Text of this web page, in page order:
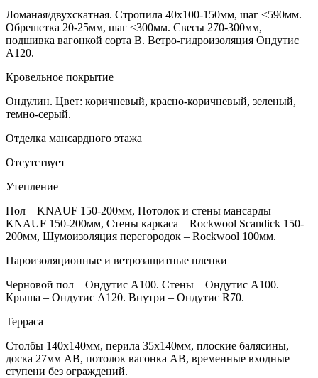
Ломаная/двухскатная. Стропила 40х100-150мм, шаг ≤590мм.
Обрешетка 20-25мм, шаг ≤300мм. Свесы 270-300мм,
подшивка вагонкой сорта В. Ветро-гидроизоляция Ондутис
А120.
Кровельное покрытие
Ондулин. Цвет: коричневый, красно-коричневый, зеленый,
темно-серый.
Отделка мансардного этажа
Отсутствует
Утепление
Пол – KNAUF 150-200мм, Потолок и стены мансарды –
KNAUF 150-200мм, Стены каркаса – Rockwool Scandick 150-
200мм, Шумоизоляция перегородок – Rockwool 100мм.
Пароизоляционные и ветрозащитные пленки
Черновой пол – Ондутис А100. Стены – Ондутис А100.
Крыша – Ондутис А120. Внутри – Ондутис R70.
Терраса
Столбы 140х140мм, перила 35х140мм, плоские балясины,
доска 27мм АВ, потолок вагонка АВ, временные входные
ступени без ограждений.